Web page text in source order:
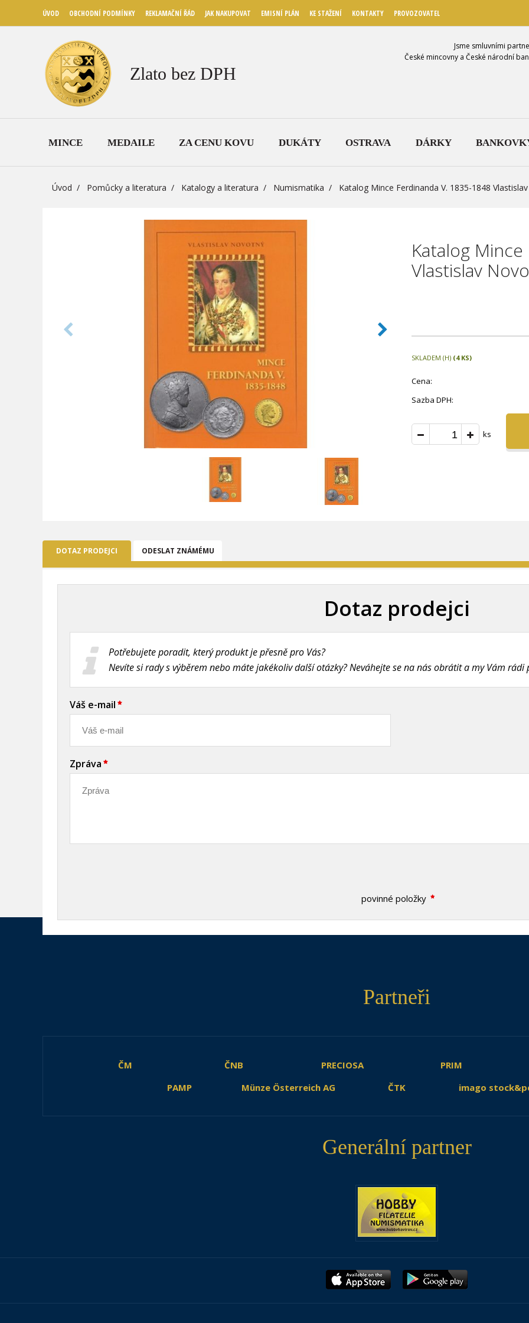
ÚVOD OBCHODNÍ PODMÍNKY REKLAMAČNÍ ŘÁD JAK NAKUPOVAT EMISNÍ PLÁN KE STAŽENÍ KONTAKTY PROVOZOVATEL
Zlato bez DPH
Jsme smluvními
České mincovny a České národní
MINCE MEDAILE ZA CENU KOVU DUKÁTY OSTRAVA DÁRKY
Úvod Pomůcky a literatura Katalogy a literatura Numismatika Katalog Mince Ferdinanda V. 1835-1848
Katalog
Vlastislav
SKLADEM (H) (4 KS)
Cena:
Sazba DPH:
ks
DOTAZ PRODEJCI ODESLAT ZNÁMÉMU
Dotaz prodejci
Potřebujete poradit, který produkt je přesně pro Vás?
Nevíte si rady s výběrem nebo máte jakékoliv další otázky? Neváhejte se na nás obrátit a my Vám rádi
Váš e-mail
Zpráva
povinné položky
Partneři
ČM ČNB PRECIOSA PRIM
PAMP
Münze Österreich AG ČTK imago
Generální partner